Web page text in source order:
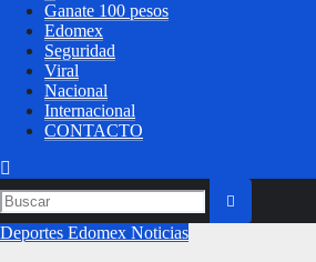
Ganate 100 pesos
Edomex
Seguridad
Viral
Nacional
Internacional
CONTACTO
Deportes Edomex Noticias